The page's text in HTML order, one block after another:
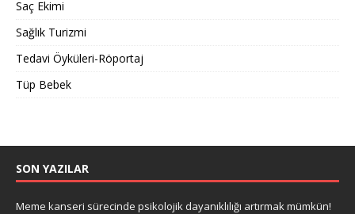
Saç Ekimi
Sağlık Turizmi
Tedavi Öyküleri-Röportaj
Tüp Bebek
SON YAZILAR
Meme kanseri sürecinde psikolojik dayanıklılığı artırmak mümkün!